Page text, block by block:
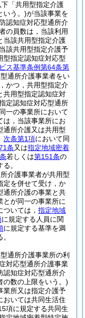
下「共用型指定介護
いう。)が当該事業を
認知症対応型通所介
の員数は，当該利用
当該共用型指定介護
該共用型指定介護予
型指定認知症対応型
ス基準条例第64条第
通所介護事業者をい
かつ，共用型指定介
共用型指定認知症対
定認知症対応型通所
一の事業所において
は，当該事業所にお
通所介護又は共用型
次条第1項において同
条又は指定地域密着
若しくは第151条の
。
介護事業者が共用型
定を併せて受け，か
通所介護の事業と共
とが同一の事業所に
いては， 指定地域
に規定する人員に関
に規定する基準を満
通所介護事業所の利
対応型通所介護事業
認知症対応型通所介
の数の上限をいう。)
業所又は指定介護予
おいては共同生活住
項に規定する共同生